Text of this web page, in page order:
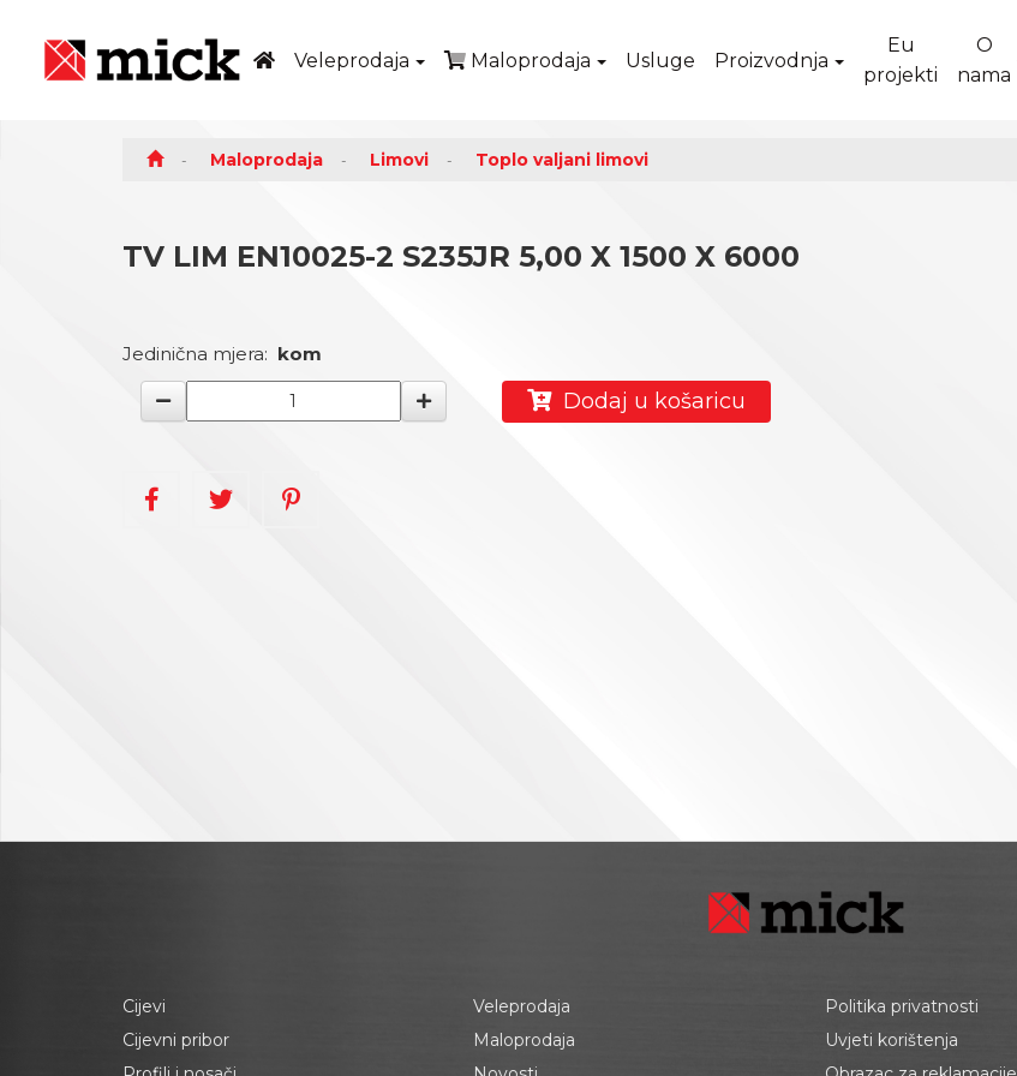
Veleprodaja Maloprodaja Usluge Proizvodnja
Eu
projekti
O
nama
Maloprodaja Limovi Toplo valjani limovi
TV LIM EN10025-2 S235JR 5,00 X 1500 X 6000
Jedinična mjera: kom
Dodaj u košaricu
Cijevi
Cijevni pribor
Veleprodaja
Maloprodaja
Politika privatnosti
Uvjeti korištenja